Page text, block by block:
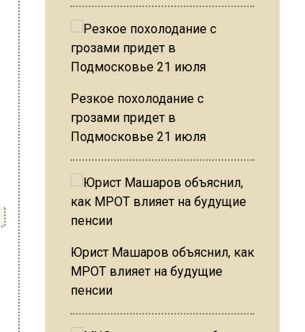
Резкое похолодание с
грозами придет в
Подмосковье 21 июля
Юрист Машаров объяснил, как
МРОТ влияет на будущие
пенсии